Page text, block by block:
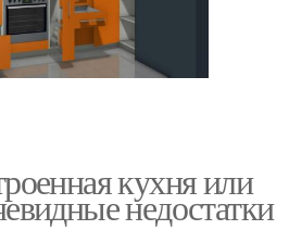
кухня или
недостатки